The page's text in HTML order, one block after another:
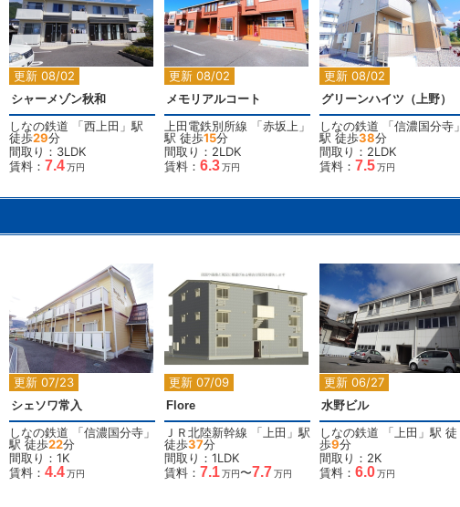
更新 08/02
2
シャーメゾン秋和
しなの鉄道 「西上田 」駅
徒歩29分
間取り：3LDK
賃料： 7.4万円
更新 08/02
2
メモリアルコート
上田電鉄別所線 「赤坂上 」
駅 徒歩15分
間取り：2LDK
賃料： 6.3万円
更新 08/02
2
グリーンハイツ（上野）
しなの鉄道 「信濃国分寺 」
駅 徒歩38分
間取り：2LDK
賃料： 7.5万円
更新 07/23
2
シェソワ常入
しなの鉄道 「信濃国分寺 」
駅 徒歩22分
間取り：1K
賃料： 4.4万円
更新 07/09
Flore
ＪＲ北陸新幹線 「上田 」駅
徒歩37分
間取り：1LDK
賃料： 7.1万円〜7.7万円
更新 06/27
2
水野ビル
しなの鉄道 「上田 」駅 徒
歩9分
間取り：2K
賃料： 6.0万円